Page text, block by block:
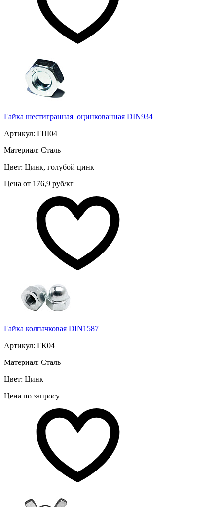
Гайка шестигранная, оцинкованная DIN934
Артикул: ГШ04
Материал: Сталь
Цвет: Цинк, голубой цинк
Цена от 176,9 руб/кг
Гайка колпачковая DIN1587
Артикул: ГК04
Материал: Сталь
Цвет: Цинк
Цена по запросу